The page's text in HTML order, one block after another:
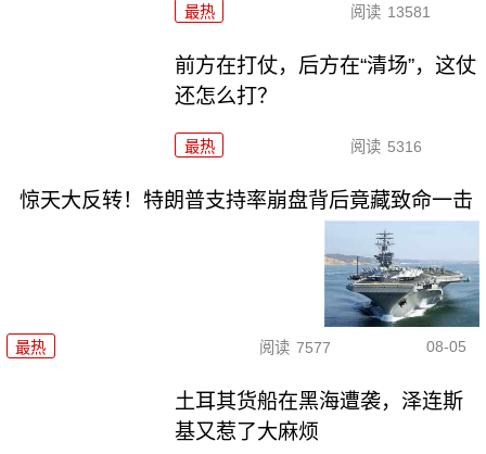
最热 阅读 13581
前方在打仗，后方在“清场”，这仗
还怎么打？
最热 阅读 5316
惊天大反转！特朗普支持率崩盘背后竟藏致命一击
最热 阅读 7577 08-05
土耳其货船在黑海遭袭，泽连斯
基又惹了大麻烦